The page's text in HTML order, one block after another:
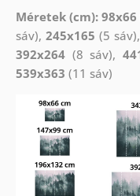
Méretek (cm): 98x66
sáv), 245x165 (5
392x264(8 sáv),
539x363 (11 sáv)